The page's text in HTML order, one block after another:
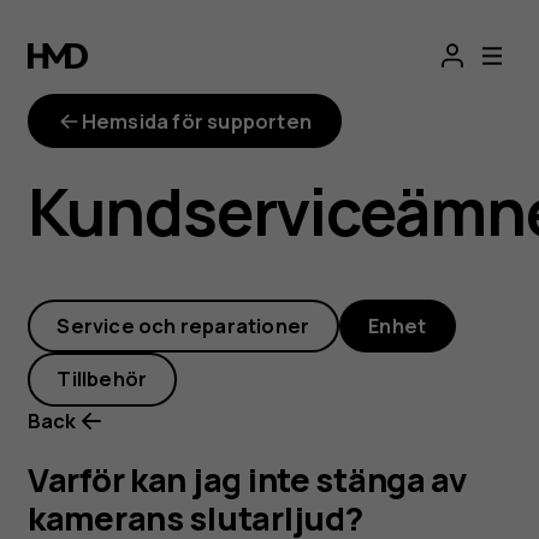
Varför
kan
jag
inte
stänga
av
kamerans
slutarljud?
Hemsida för supporten
Service och reparationer Enhet
Tillbehör
Back
Varför kan jag inte stänga av
kamerans slutarljud?